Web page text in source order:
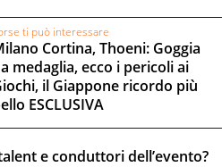
ti può interessare
Cortina, Thoeni: Goggia
medaglia, ecco i pericoli ai
il Giappone ricordo più
ESCLUSIVA
e conduttori dell’evento?